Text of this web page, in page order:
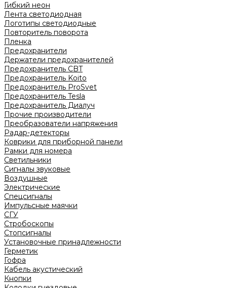
Гибкий неон
Лента светодиодная
Логотипы светодиодные
Повторитель поворота
Пленка
Предохранители
Держатели предохранителей
Предохранитель CBT
Предохранитель Koito
Предохранитель ProSvet
Предохранитель Tesla
Предохранитель Диалуч
Прочие производители
Преобразователи напряжения
Радар-детекторы
Коврики для приборной панели
Рамки для номера
Светильники
Сигналы звуковые
Воздушные
Электрические
Спецсигналы
Импульсные маячки
СГУ
Стробоскопы
Стопсигналы
Установочные принадлежности
Герметик
Гофра
Кабель акустический
Кнопки